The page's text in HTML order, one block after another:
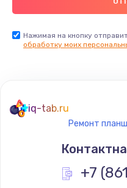
Нажимая на кнопку
обработку моих
iq-tab.ru
Ремонт
+7